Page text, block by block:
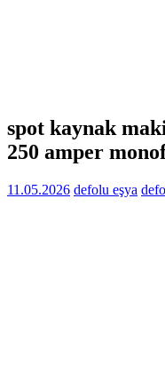
spot kaynak
250 amper
11.05.2026 defolu eşya